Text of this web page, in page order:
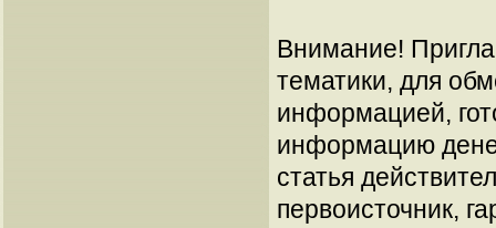
Внимание!
тематики, для
информацией,
информацию
статья
первоисточник,